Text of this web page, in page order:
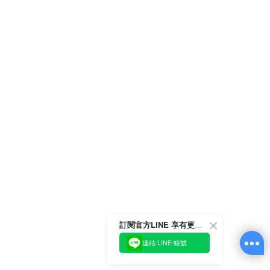
訂閱官方LINE 享有更多優惠
連結 LINE 帳號